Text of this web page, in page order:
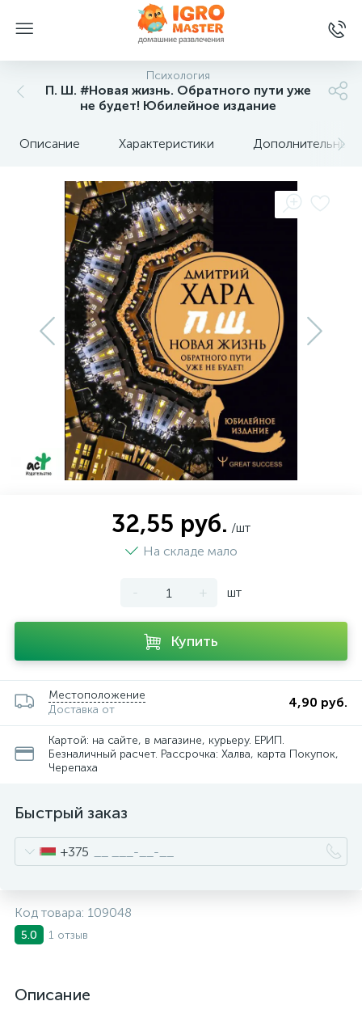
Психология
П. Ш. #Новая жизнь. Обратного пути уже
не будет! Юбилейное издание
Описание Характеристики Дополнительные
32,55 руб. /шт
На складе мало
- + шт
Купить
Местоположение
Доставка от
4,90 руб.
Картой: на сайте, в магазине, курьеру. ЕРИП.
Безналичный расчет. Рассрочка: Халва, карта Покупок,
Черепаха
Быстрый заказ
+375
Код товара: 109048
5.0 1 отзыв
Описание